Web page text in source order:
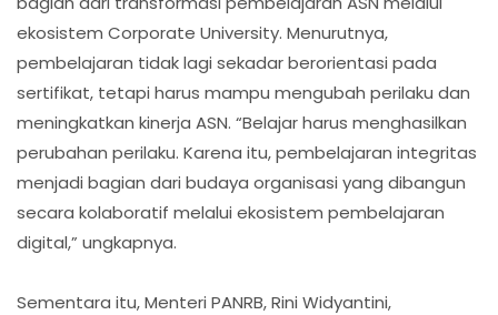
ekosistem Corporate University. Menurutnya,
pembelajaran tidak lagi sekadar berorientasi pada
sertifikat, tetapi harus mampu mengubah perilaku dan
meningkatkan kinerja ASN. “Belajar harus menghasilkan
perubahan perilaku. Karena itu, pembelajaran integritas
menjadi bagian dari budaya organisasi yang dibangun
secara kolaboratif melalui ekosistem pembelajaran
digital,” ungkapnya.
Sementara itu, Menteri PANRB, Rini Widyantini,